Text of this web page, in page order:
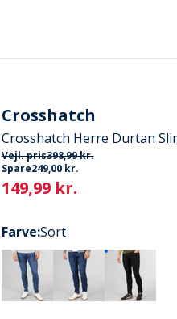
Crosshatch
Crosshatch Herre Durtan
Vejl. pris398,99 kr.
Spare249,00 kr.
Current
149,99 kr.
Farve:Sort